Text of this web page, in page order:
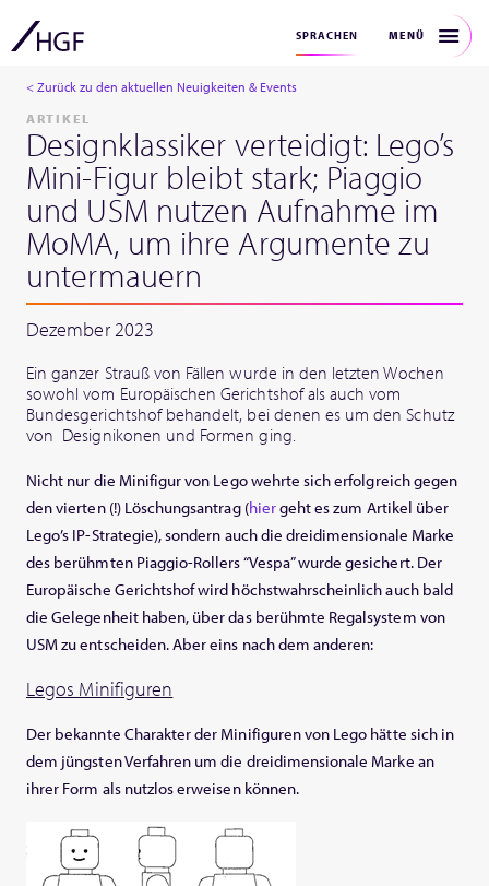
SPRACHEN MENÜ
< Zurück zu den aktuellen Neuigkeiten & Events
ARTIKEL
Designklassiker verteidigt: Lego’s
Mini-Figur bleibt stark; Piaggio
und USM nutzen Aufnahme im
MoMA, um ihre Argumente zu
untermauern
Dezember 2023
Ein ganzer Strauß von Fällen wurde in den letzten Wochen
sowohl vom Europäischen Gerichtshof als auch vom
Bundesgerichtshof behandelt, bei denen es um den Schutz
von Designikonen und Formen ging.
Nicht nur die Minifigur von Lego wehrte sich erfolgreich gegen
den vierten (!) Löschungsantrag (hiergeht es zum Artikel über
Lego’s IP-Strategie), sondern auch die dreidimensionale Marke
des berühmten Piaggio-Rollers “Vespa” wurde gesichert. Der
Europäische Gerichtshof wird höchstwahrscheinlich auch bald
die Gelegenheit haben, über das berühmte Regalsystem von
USM zu entscheiden. Aber eins nach dem anderen:
Legos Minifiguren
Der bekannte Charakter der Minifiguren von Lego hätte sich in
dem jüngsten Verfahren um die dreidimensionale Marke an
ihrer Form als nutzlos erweisen können.